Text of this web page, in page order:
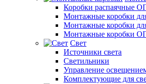
Коробки распаячные
Монтажные коробки
Монтажные коробки
Монтажные коробки
Свет
Источники света
Светильники
Управление
Комплектующие для